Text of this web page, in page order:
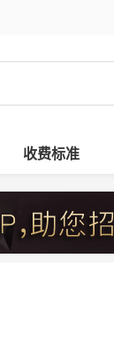
收费标准